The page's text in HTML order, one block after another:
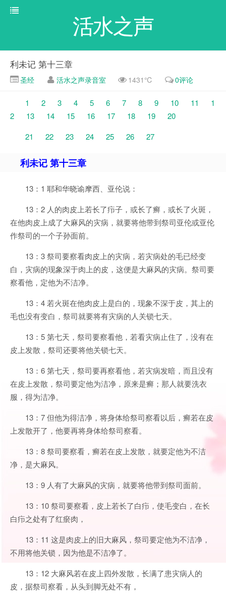
活水之声
利未记 第十三章
圣经 活水之声录音室 1431℃ 0评论
1 2 3 4 5 6 7 8 9 10 11
1
2
13 14 15 16 17 18 19
20
21
22 23 24 25 26 27
利未记 第十三章
13：1 耶和华晓谕摩西、亚伦说：
13：2 人的肉皮上若长了疖子，或长了癣，或长了火斑，
在他肉皮上成了大麻风的灾病，就要将他带到祭司亚伦或亚伦
作祭司的一个子孙面前。
13：3 祭司要察看肉皮上的灾病，若灾病处的毛已经变
白，灾病的现象深于肉上的皮，这便是大麻风的灾病。祭司要
察看他，定他为不洁净。
13：4 若火斑在他肉皮上是白的，现象不深于皮，其上的
毛也没有变白，祭司就要将有灾病的人关锁七天。
13：5 第七天，祭司要察看他，若看灾病止住了，没有在
皮上发散，祭司还要将他关锁七天。
13：6 第七天，祭司要再察看他，若灾病发暗，而且没有
在皮上发散，祭司要定他为洁净，原来是癣；那人就要洗衣
服，得为洁净。
13：7 但他为得洁净，将身体给祭司察看以后，癣若在皮
上发散开了，他要再将身体给祭司察看。
13：8 祭司要察看，癣若在皮上发散，就要定他为不洁
净，是大麻风。
13：9 人有了大麻风的灾病，就要将他带到祭司面前。
13：10 祭司要察看，皮上若长了白疖，使毛变白，在长
白疖之处有了红瘀肉，
13：11 这是肉皮上的旧大麻风，祭司要定他为不洁净，
不用将他关锁，因为他是不洁净了。
13：12 大麻风若在皮上四外发散，长满了患灾病人的
皮，据祭司察看，从头到脚无处不有，